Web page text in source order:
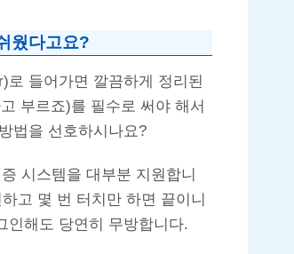
웠다고요?
로 들어가면 깔끔하게 정리된
부르죠)를 필수로 써야 해서
법을 선호하시나요?
시스템을 대부분 지원합니
고 몇 번 터치만 하면 끝이니
인해도 당연히 무방합니다.